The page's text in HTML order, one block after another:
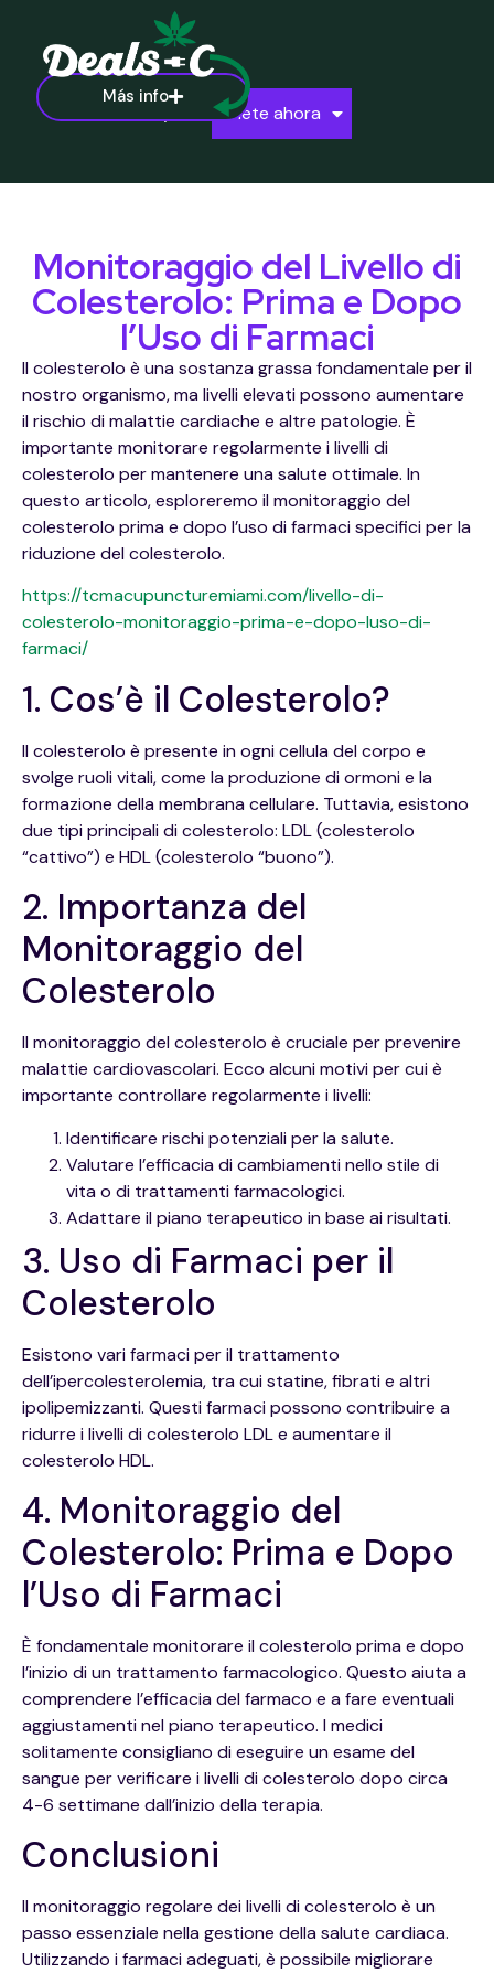
Más info
Únete ahora
Monitoraggio del Livello di
Colesterolo: Prima e Dopo
l’Uso di Farmaci
Il colesterolo è una sostanza grassa fondamentale per il
nostro organismo, ma livelli elevati possono aumentare
il rischio di malattie cardiache e altre patologie. È
importante monitorare regolarmente i livelli di
colesterolo per mantenere una salute ottimale. In
questo articolo, esploreremo il monitoraggio del
colesterolo prima e dopo l’uso di farmaci specifici per la
riduzione del colesterolo.
https://tcmacupuncturemiami.com/livello-di-
colesterolo-monitoraggio-prima-e-dopo-luso-di-
farmaci/
1. Cos’è il Colesterolo?
Il colesterolo è presente in ogni cellula del corpo e
svolge ruoli vitali, come la produzione di ormoni e la
formazione della membrana cellulare. Tuttavia, esistono
due tipi principali di colesterolo: LDL (colesterolo
“cattivo”) e HDL (colesterolo “buono”).
2. Importanza del
Monitoraggio del
Colesterolo
Il monitoraggio del colesterolo è cruciale per prevenire
malattie cardiovascolari. Ecco alcuni motivi per cui è
importante controllare regolarmente i livelli:
Identificare rischi potenziali per la salute.
Valutare l’efficacia di cambiamenti nello stile di
vita o di trattamenti farmacologici.
Adattare il piano terapeutico in base ai risultati.
3. Uso di Farmaci per il
Colesterolo
Esistono vari farmaci per il trattamento
dell’ipercolesterolemia, tra cui statine, fibrati e altri
ipolipemizzanti. Questi farmaci possono contribuire a
ridurre i livelli di colesterolo LDL e aumentare il
colesterolo HDL.
4. Monitoraggio del
Colesterolo: Prima e Dopo
l’Uso di Farmaci
È fondamentale monitorare il colesterolo prima e dopo
l’inizio di un trattamento farmacologico. Questo aiuta a
comprendere l’efficacia del farmaco e a fare eventuali
aggiustamenti nel piano terapeutico. I medici
solitamente consigliano di eseguire un esame del
sangue per verificare i livelli di colesterolo dopo circa
4-6 settimane dall’inizio della terapia.
Conclusioni
Il monitoraggio regolare dei livelli di colesterolo è un
passo essenziale nella gestione della salute cardiaca.
Utilizzando i farmaci adeguati, è possibile migliorare